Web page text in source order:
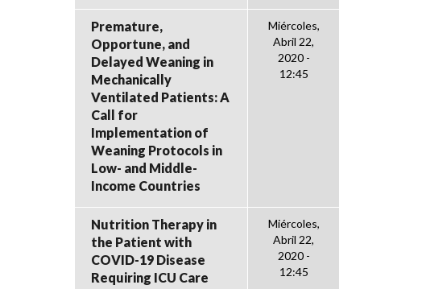
Premature,
Opportune, and
Delayed Weaning in
Mechanically
Ventilated Patients: A
Call for
Implementation of
Weaning Protocols in
Low- and Middle-
Income Countries
Miércoles,
Abril 22,
2020 -
12:45
Nutrition Therapy in
the Patient with
COVID-19 Disease
Requiring ICU Care
Miércoles,
Abril 22,
2020 -
12:45